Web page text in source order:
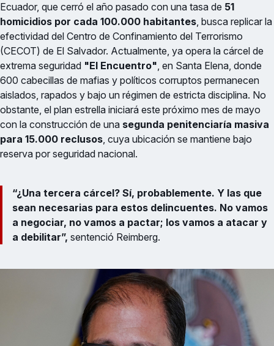
Ecuador, que cerró el año pasado con una tasa de 51
homicidios por cada 100.000 habitantes, busca replicar la
efectividad del Centro de Confinamiento del Terrorismo
(CECOT) de El Salvador. Actualmente, ya opera la cárcel de
extrema seguridad "El Encuentro", en Santa Elena, donde
600 cabecillas de mafias y políticos corruptos permanecen
aislados, rapados y bajo un régimen de estricta disciplina. No
obstante, el plan estrella iniciará este próximo mes de mayo
con la construcción de una segunda penitenciaría masiva
para 15.000 reclusos, cuya ubicación se mantiene bajo
reserva por seguridad nacional.
“¿Una tercera cárcel? Sí, probablemente. Y las que
sean necesarias para estos delincuentes. No vamos
a negociar, no vamos a pactar; los vamos a atacar y
a debilitar”, sentenció Reimberg.